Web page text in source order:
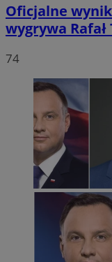
Oficjalne
wygrywa
74